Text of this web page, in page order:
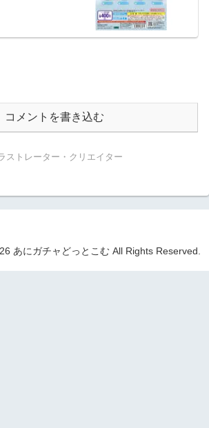
コメントを書き込む
ストレーター・クリエイター
あにガチャどっとこむ All Rights Reserved.